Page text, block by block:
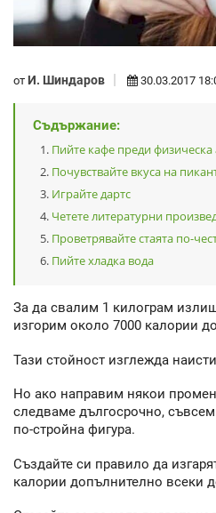
от И. Шиндаров 30.03.2017
Съдържание:
Пийте кафе преди физическа
Почувствайте вкуса на
Играйте дартс
Четете литературни
Проветрявайте стаята по-
Пийте хладка вода
За да свалим 1 килограм
изгорим около 7000 калории
Тази стойност изглежда
Но ако направим някои
следваме дългосрочно,
по-стройна фигура.
Създайте си правило да
калории допълнително всеки